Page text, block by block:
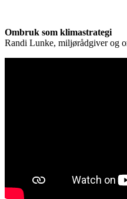
Ombruk som klimastrategi
Randi Lunke, miljørådgiver og